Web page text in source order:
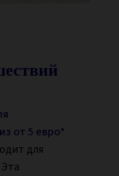
от 5 евро*
для